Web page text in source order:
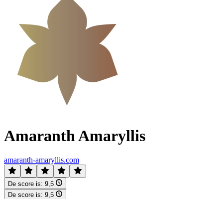
Amaranth Amaryllis
amaranth-amaryllis.com
De score is: 9,5
De score is: 9,5